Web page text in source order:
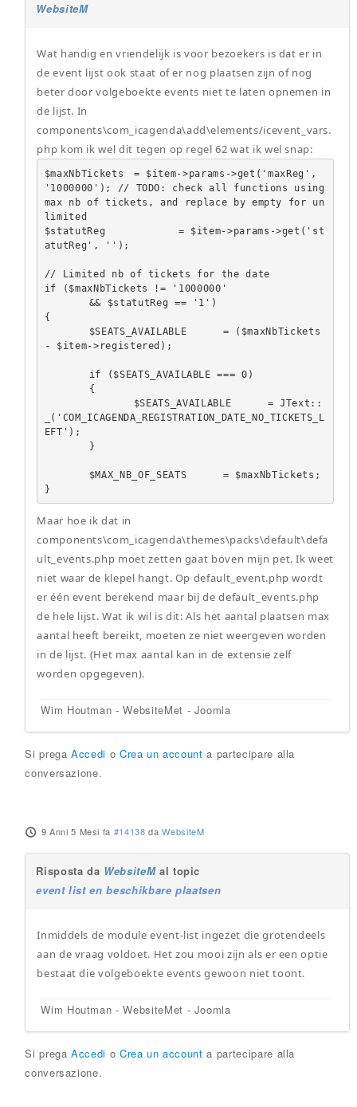
WebsiteM
Wat handig en vriendelijk is voor bezoekers is dat er in
de event lijst ook staat of er nog plaatsen zijn of nog
beter door volgeboekte events niet te laten opnemen in
de lijst. In
components\com_icagenda\add\elements/icevent_vars.
php kom ik wel dit tegen op regel 62 wat ik wel snap:
$maxNbTickets	= $item->params->get('maxReg',
'1000000'); // TODO: check all functions using
max nb of tickets, and replace by empty for un
limited
$statutReg		= $item->params->get('st
atutReg', '');
// Limited nb of tickets for the date
if ($maxNbTickets != '1000000'
{
- $item->registered);
_('COM_ICAGENDA_REGISTRATION_DATE_NO_TICKETS_L
EFT');
}
Maar hoe ik dat in
components\com_icagenda\themes\packs\default\defa
ult_events.php moet zetten gaat boven mijn pet. Ik weet
niet waar de klepel hangt. Op default_event.php wordt
er één event berekend maar bij de default_events.php
de hele lijst. Wat ik wil is dit: Als het aantal plaatsen max
aantal heeft bereikt, moeten ze niet weergeven worden
in de lijst. (Het max aantal kan in de extensie zelf
worden opgegeven).
Wim Houtman - WebsiteMet - Joomla
Si pregaAccedi o Crea un account a partecipare alla
conversazione.
9 Anni 5 Mesi fa #14138 daWebsiteM
Risposta da WebsiteMal topic
event list en beschikbare plaatsen
Inmiddels de module event-list ingezet die grotendeels
aan de vraag voldoet. Het zou mooi zijn als er een optie
bestaat die volgeboekte events gewoon niet toont.
Wim Houtman - WebsiteMet - Joomla
Si pregaAccedi o Crea un account a partecipare alla
conversazione.